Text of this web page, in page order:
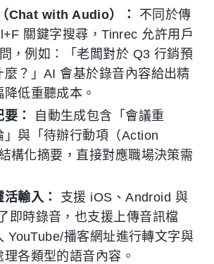
Chat with Audio）：
不同於傳
關鍵字搜尋，Tinrec 允許用戶
，例如：「老闆對於 Q3 行銷預
麼？」AI 會基於錄音內容給出精
低重聽成本。
：
自動生成包含「會議重
」與「待辦行動項（Action
構化摘要，直接對應職場決策需
輸入：
支援 iOS、Android 與
即時錄音，也支援上傳音訊檔
YouTube/播客網址進行轉文字與
各類型的語音內容。